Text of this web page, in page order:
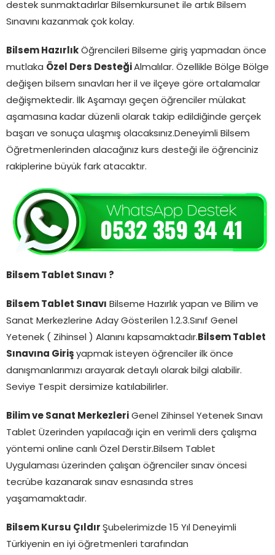
destek sunmaktadırlar Bilsemkursunet ile artık Bilsem
Sınavını kazanmak çok kolay.
Bilsem Hazırlık Öğrencileri Bilseme giriş yapmadan önce
mutlaka Özel Ders Desteği Almalılar. Özellikle Bölge Bölge
değişen bilsem sınavları her il ve ilçeye göre ortalamalar
değişmektedir. İlk Aşamayı geçen öğrenciler mülakat
aşamasına kadar düzenli olarak takip edildiğinde gerçek
başarı ve sonuça ulaşmış olacaksınız.Deneyimli Bilsem
Öğretmenlerinden alacağınız kurs desteği ile öğrenciniz
rakiplerine büyük fark atacaktır.
Bilsem Tablet Sınavı ?
Bilsem Tablet Sınavı Bilseme Hazırlık yapan ve Bilim ve
Sanat Merkezlerine Aday Gösterilen 1.2.3.Sınıf Genel
Yetenek ( Zihinsel ) Alanını kapsamaktadır.Bilsem Tablet
Sınavına Giriş yapmak isteyen öğrenciler ilk önce
danışmanlarımızı arayarak detaylı olarak bilgi alabilir.
Seviye Tespit dersimize katılabilirler.
Bilim ve Sanat Merkezleri Genel Zihinsel Yetenek Sınavı
Tablet Üzerinden yapılacağı için en verimli ders çalışma
yöntemi online canlı Özel Derstir.Bilsem Tablet
Uygulaması üzerinden çalışan öğrenciler sınav öncesi
tecrübe kazanarak sınav esnasında stres
yaşamamaktadır.
Bilsem Kursu Çıldır Şubelerimizde 15 Yıl Deneyimli
Türkiyenin en iyi öğretmenleri tarafından